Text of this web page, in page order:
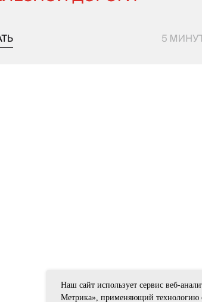
Наш сайт использует сервис веб-
Метрика», применяющий технологию